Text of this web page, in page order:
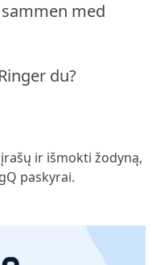
med
Ringer du?
ir išmokti žodyną,
paskyrai.